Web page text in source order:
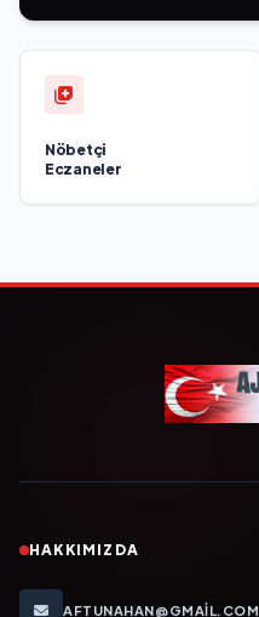
Nöbetçi
Eczaneler
HAKKIMIZDA
AFTUNAHAN@GMAIL.COM